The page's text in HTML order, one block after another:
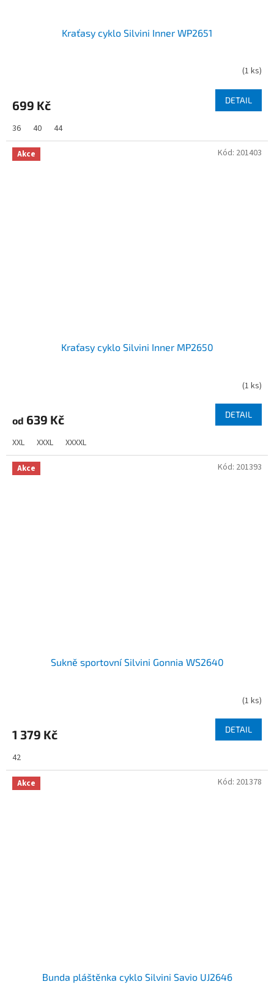
Kraťasy cyklo Silvini Inner WP2651
(1 ks)
699 Kč DETAIL
36 40 44
Akce
Kraťasy cyklo Silvini Inner MP2650
(1 ks)
od 639 Kč DETAIL
XXL XXXL XXXXL
Kód: 201403
Akce
Sukně sportovní Silvini Gonnia WS2640
(1 ks)
1 379 Kč DETAIL
42
Kód: 201393
Akce
Bunda pláštěnka cyklo Silvini Savio UJ2646
Kód: 201378